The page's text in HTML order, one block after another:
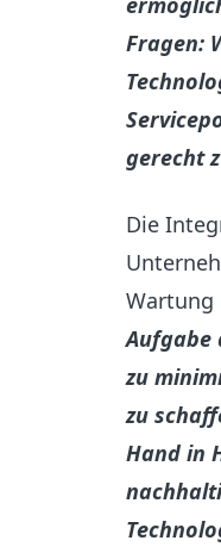
Fragen:
gerecht
Die
Wartung
Aufgabe
zu
zu
Hand in